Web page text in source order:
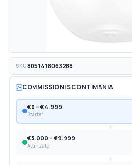
SKU8051418063288
COMMISSIONI SCONTIMANIA
€0 – €4.999
Starter
€5.000 – €9.999
Avanzate